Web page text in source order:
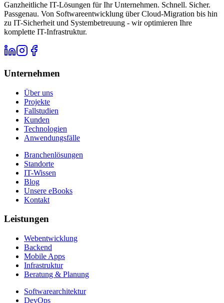
Ganzheitliche IT-Lösungen für Ihr Unternehmen. Schnell. Sicher.
Passgenau. Von Softwareentwicklung über Cloud-Migration bis hin
zu IT-Sicherheit und Systembetreuung - wir optimieren Ihre
komplette IT-Infrastruktur.
Unternehmen
Über uns
Projekte
Fallstudien
Kunden
Technologien
Anwendungsfälle
Branchenlösungen
Standorte
IT-Wissen
Blog
Unsere eBooks
Kontakt
Leistungen
Webentwicklung
Backend
Mobile Apps
Infrastruktur
Beratung & Planung
Softwarearchitektur
DevOps